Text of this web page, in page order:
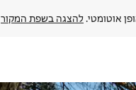
אוטומטי. להצגה בשפת המקור